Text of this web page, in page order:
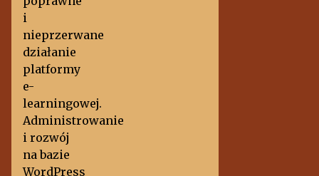
i
nieprzerwane
działanie
platformy
e-
learningowej.
Administrowanie
i rozwój
na bazie
WordPress